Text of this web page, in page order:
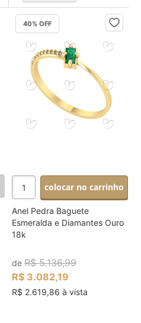
Decrescente
40% OFF
colocar no carrinho
Anel Pedra Baguete
Esmeralda e Diamantes Ouro
18k
deR$ 5.136,99
R$ 3.082,19
R$ 2.619,86 à vista